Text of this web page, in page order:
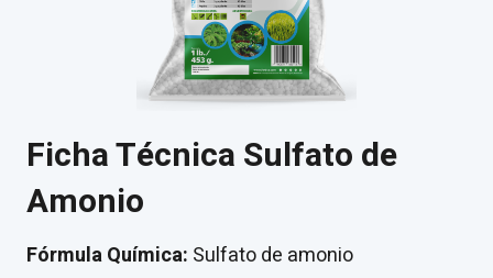
Ficha Técnica Sulfato de
Amonio
Fórmula Química: Sulfato de amonio